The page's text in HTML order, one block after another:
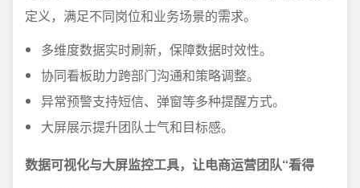
定义，满足不同岗位和业务场景的需求。
多维度数据实时刷新，保障数据时效性。
协同看板助力跨部门沟通和策略调整。
异常预警支持短信、弹窗等多种提醒方式。
大屏展示提升团队士气和目标感。
数据可视化与大屏监控工具，让电商运营团队“看得